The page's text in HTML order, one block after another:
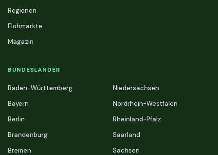
Regionen
Flohmärkte
Magazin
BUNDESLÄNDER
Baden-Württemberg
Bayern
Berlin
Brandenburg
Bremen
Niedersachsen
Nordrhein-Westfalen
Rheinland-Pfalz
Saarland
Sachsen